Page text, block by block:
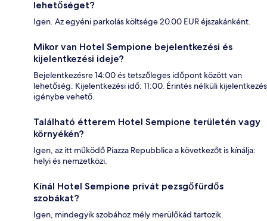
lehetőséget?
Igen. Az egyéni parkolás költsége 20.00 EUR éjszakánként.
Mikor van Hotel Sempione bejelentkezési és
kijelentkezési ideje?
Bejelentkezésre 14:00 és tetszőleges időpont között van
lehetőség. Kijelentkezési idő: 11:00. Érintés nélküli kijelentkezés
igénybe vehető.
Található étterem Hotel Sempione területén vagy
környékén?
Igen, az itt működő Piazza Repubblica a következőt is kínálja:
helyi és nemzetközi.
Kínál Hotel Sempione privát pezsgőfürdős
szobákat?
Igen, mindegyik szobához mély merülőkád tartozik.